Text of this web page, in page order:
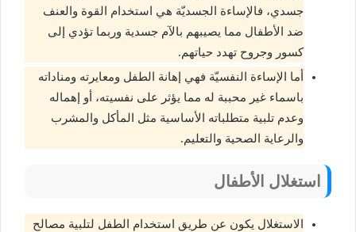
جسدي، فالإساءة الجسديّة هي استخدام القوة والعنف
ضد الأطفال مما يصيبهم بالآم جسدية وربما تؤدي إلى
كسور وجروح تهدد حياتهم.
أما الإساءة النفسيّة فهي إهانة الطفل ومعايرته ومناداته
باسماء غير محببة له مما يؤثر على نفسيته، أو إهماله
وعدم تلبية متطلباته الأساسية مثل المأكل والمشرب
والرعاية الصحية والتعليم.
استغلال الأطفال
الاستغلال يكون عن طريق استخدام الطفل لتلبية مصالح